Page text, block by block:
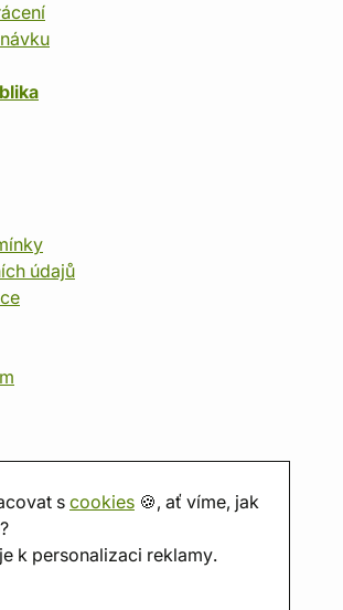
scookies 🍪, ať víme, jak
k personalizaci reklamy.
údajů